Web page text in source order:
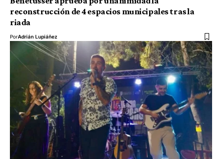
reconstrucción de 4 espacios municipales tras la
riada
PorAdrián Lupiáñez